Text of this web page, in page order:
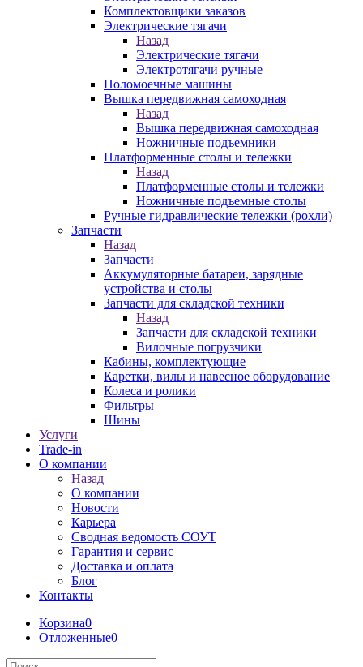
Комплектовщики заказов
Электрические тягачи
Назад
Электрические тягачи
Электротягачи ручные
Поломоечные машины
Вышка передвижная самоходная
Назад
Вышка передвижная самоходная
Ножничные подъемники
Платформенные столы и тележки
Назад
Платформенные столы и тележки
Ножничные подъемные столы
Ручные гидравлические тележки (рохли)
Запчасти
Назад
Запчасти
Аккумуляторные батареи, зарядные
устройства и столы
Запчасти для складской техники
Назад
Запчасти для складской техники
Вилочные погрузчики
Кабины, комплектующие
Каретки, вилы и навесное оборудование
Колеса и ролики
Фильтры
Шины
Услуги
Trade-in
О компании
Назад
О компании
Новости
Карьера
Сводная ведомость СОУТ
Гарантия и сервис
Доставка и оплата
Блог
Контакты
Корзина0
Отложенные0